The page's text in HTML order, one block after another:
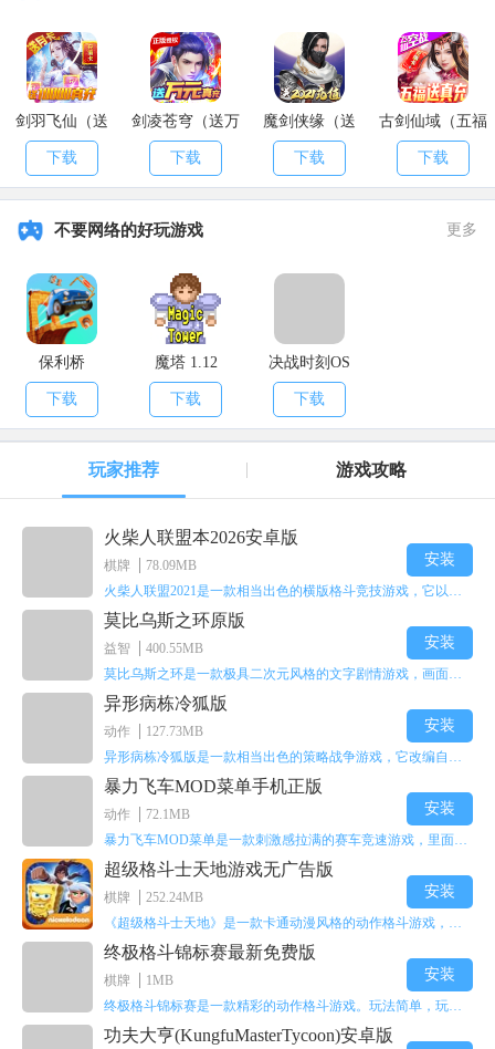
剑羽飞仙（送
10000真充）
下载
剑凌苍穹（送万
元真充）
下载
魔剑侠缘（送
2021充值）
下载
古剑仙域（五福
送真充）
下载
不要网络的好玩游戏 更多
保利桥
下载
魔塔 1.12
下载
决战时刻OS
下载
玩家推荐 游戏攻略
火柴人联盟本2026安卓版
棋牌
78.09MB
安装
莫比乌斯之环原版
益智
400.55MB
安装
异形病栋冷狐版
动作
127.73MB
安装
暴力飞车MOD菜单手机正版
动作
72.1MB
安装
超级格斗士天地游戏无广告版
棋牌
252.24MB
安装
终极格斗锦标赛最新免费版
棋牌
1MB
安装
功夫大亨(KungfuMasterTycoon)安卓版